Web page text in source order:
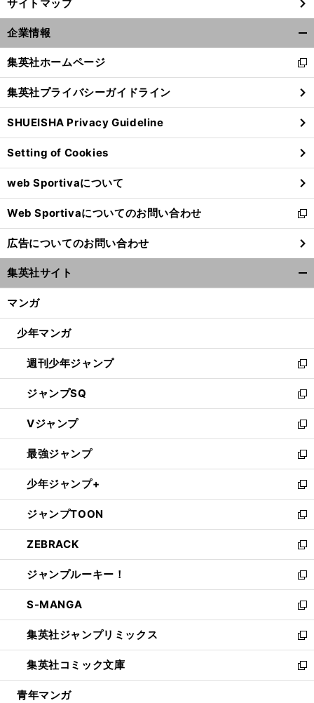
サイトマップ
企業情報
閉
る
集英社ホームページ
新
し
い
ウ
ィ
ン
ド
ウ
で
開
く
集英社プライバシーガイドライン
SHUEISHA Privacy Guideline
Setting of Cookies
web Sportivaについて
Web Sportivaについてのお問い合わせ
新
し
い
ウ
ィ
ン
ウ
開
く
広告についてのお問い合わせ
集英社サイト
マンガ
少年マンガ
週刊少年ジャンプ
新
し
い
ウ
ィ
ン
ド
ウ
で
開
く
ジャンプSQ
新
し
い
ウ
ィ
ン
ド
ウ
で
開
く
Vジャンプ
新
し
い
ウ
ィ
ン
ド
ウ
で
開
く
最強ジャンプ
新
し
い
ウ
ィ
ン
ド
ウ
で
開
く
少年ジャンプ+
新
し
い
ウ
ィ
ン
ド
ウ
で
開
く
ジャンプTOON
新
し
い
ウ
ィ
ン
ド
ウ
で
開
く
ZEBRACK
新
し
い
ウ
ィ
ン
ド
ウ
で
開
ジャンプルーキー！
新
し
い
ウ
ィ
ン
ド
ウ
S-MANGA
新
し
い
ウ
ィ
ン
集英社ジャンプリミックス
新
し
い
ウ
集英社コミック文庫
新
し
青年マンガ